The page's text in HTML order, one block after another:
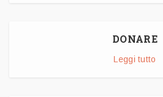
DONARE
Leggi tutto